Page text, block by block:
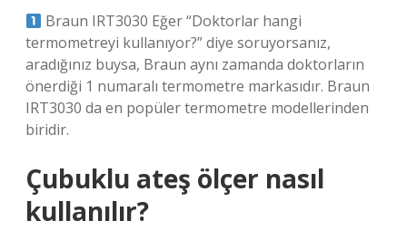
Braun IRT3030 Eğer “Doktorlar hangi
termometreyi kullanıyor?” diye soruyorsanız,
aradığınız buysa, Braun aynı zamanda doktorların
önerdiği 1 numaralı termometre markasıdır. Braun
IRT3030 da en popüler termometre modellerinden
biridir.
Çubuklu ateş ölçer nasıl
kullanılır?